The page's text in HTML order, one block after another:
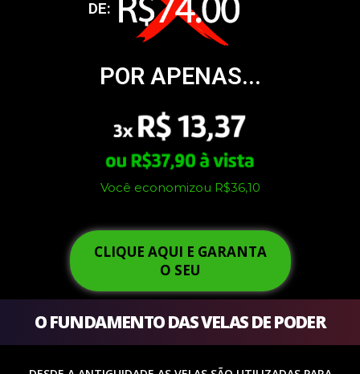
DE:
POR APENAS...
Você economizou R$36,10
CLIQUE AQUI E GARANTA
O SEU
O FUNDAMENTO DAS VELAS DE PODER